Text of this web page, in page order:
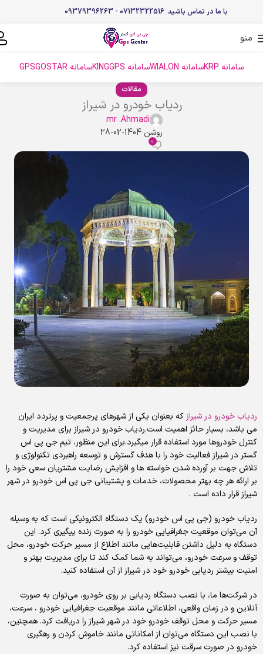
با ما در تماس باشید 07132322516 - 09379396263
منو
سامانه KRP سامانه WIALON سامانه KINGGPS سامانه GPSGOSTAR
مقالات
ردیاب خودرو در شیراز
mr .Ahmadi
روشن 1404-02-28
0
ردیاب خودرو در شیراز که بعنوان یکی از شهرهای پرجمعیت و پرتردد ایران
می باشد، بسیار حائز اهمیت است.ردیاب خودرو در شیراز برای مدیریت و
کنترل خودروها مورد استفاده قرار میگیرد.برای این منظور، تیم جی پی اس
گستر در شیراز فعالیت خود را با هدف گسترش و توسعه راهبردی تكنولوژي و
تلاش جهت بر آورده شدن خواسته ها و افزایش رضایت مشتریان سعی خود را
بر ارائه هر چه بهتر محصولات، خدمات و پشتیبانی جی پی اس خودرو در شهر
شیراز قرار داده است .
ردیاب خودرو (جی پی اس خودرو) یک دستگاه الکترونیکی است که به وسیله
آن می‌توان موقعیت جغرافیایی خودرو را به صورت زنده پیگیری کرد. این
دستگاه به دلیل داشتن قابلیت‌هایی مانند اطلاع از مسیر حرکت خودرو، محل
توقف و سرعت خودرو، می‌تواند به شما کمک کند تا برای مدیریت بهتر و
امنیت بیشتر ردیابی خودرو خود در شیراز از آن استفاده کنید.
در شرکت‌ها ما، با نصب دستگاه ردیابی بر روی خودرو، می‌توان به صورت
آنلاین و در زمان واقعی، اطلاعاتی مانند موقعیت جغرافیایی خودرو ، سرعت،
مسیر حرکت و محل توقف خودرو خود در شهر شیراز را دریافت کرد. همچنین،
با نصب این دستگاه می‌توان از امکاناتی مانند خاموش کردن و رهگیری
خودرو در صورت سرقت نیز استفاده کرد.